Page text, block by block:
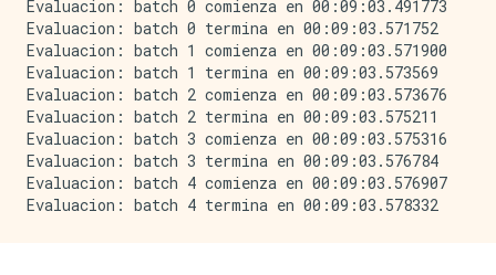
Evaluacion: batch 0 comienza en 00:09:03.491773
Evaluacion: batch 0 termina en 00:09:03.571752
Evaluacion: batch 1 comienza en 00:09:03.571900
Evaluacion: batch 1 termina en 00:09:03.573569
Evaluacion: batch 2 comienza en 00:09:03.573676
Evaluacion: batch 2 termina en 00:09:03.575211
Evaluacion: batch 3 comienza en 00:09:03.575316
Evaluacion: batch 3 termina en 00:09:03.576784
Evaluacion: batch 4 comienza en 00:09:03.576907